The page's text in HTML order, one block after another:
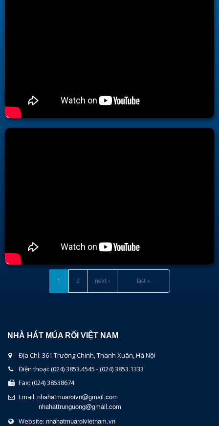
1 2 next › last »
NHÀ HÁT MÚA RỐI VIỆT NAM
Địa Chỉ: 361 Trường Chinh, Thanh Xuân, Hà Nội
Điện thoại: (024) 3853.4545 - (024) 3853.1333
Fax: (024) 38538674
Email: nhahatmuaroivn@gmail.com
nhahattrunguong@gmail.com
Website: nhahatmuaroivietnam.vn